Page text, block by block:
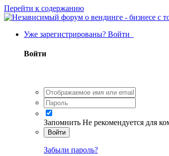
Перейти к содержанию
Уже зарегистрированы? Войти
Войти
Запомнить Не рекомендуется для
Войти
Забыли пароль?